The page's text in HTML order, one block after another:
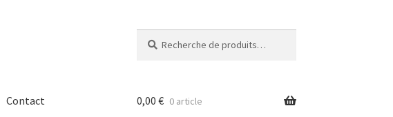
pour :
Contact 0,00 € 0 article